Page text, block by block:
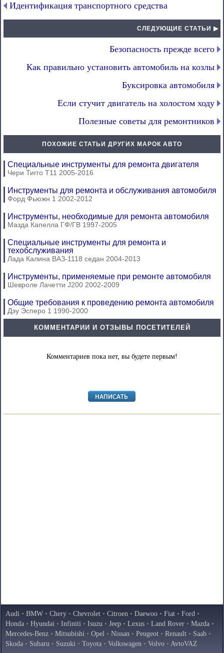
Идентификация транспортного средства
СЛЕДУЮЩИЕ СТАТЬИ ▶
Безопасность прежде всего
Как правильно установить автомобиль на козлы
Буксировка автомобиля
Если стучит двигатель на холостом ходу
Полезные советы для ремонтников
ПОХОЖИЕ СТАТЬИ ДРУГИХ МАРОК АВТО
Специальные инструменты для ремонта двигателя
Чери Тигго Т11 2005-2016
Инструменты для ремонта и обслуживания автомобиля
Форд Фьюжн 1 2002-2012
Инструменты, необходимые для ремонта автомобиля
Мазда Капелла ГФ/ГВ 1997-2005
Специальные инструменты для ремонта и
техобслуживания
Лада Калина ВАЗ-1118 седан 2004-2013
Инструменты, применяемые при ремонте автомобиля
Шевроле Лачетти J200 2002-2009
Общие требования к проведению ремонта автомобиля
Дэу Эсперо 1 1990-2000
КОММЕНТАРИИ И ОТЗЫВЫ ПОСЕТИТЕЛЕЙ
Комментариев пока нет, вы будете первым!
Audi • BMW • Chery • Chevrolet • Citroen • Daewoo • Fiat • Ford •
Honda • Hyundai • Infiniti • Isuzu • Jeep • Lexus • Land Rover • Mazda •
Mercedes-Benz • Mitsubishi • Opel • Nissan • Peugeot • Renault • Saab •
Skoda • Subaru • Suzuki • Toyota • Volkswagen • Volvo • AvtoVAZ